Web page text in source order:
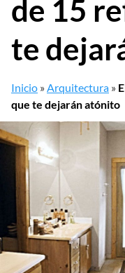
de 15
te
Inicio »Arquitectura »
que te dejarán atónito